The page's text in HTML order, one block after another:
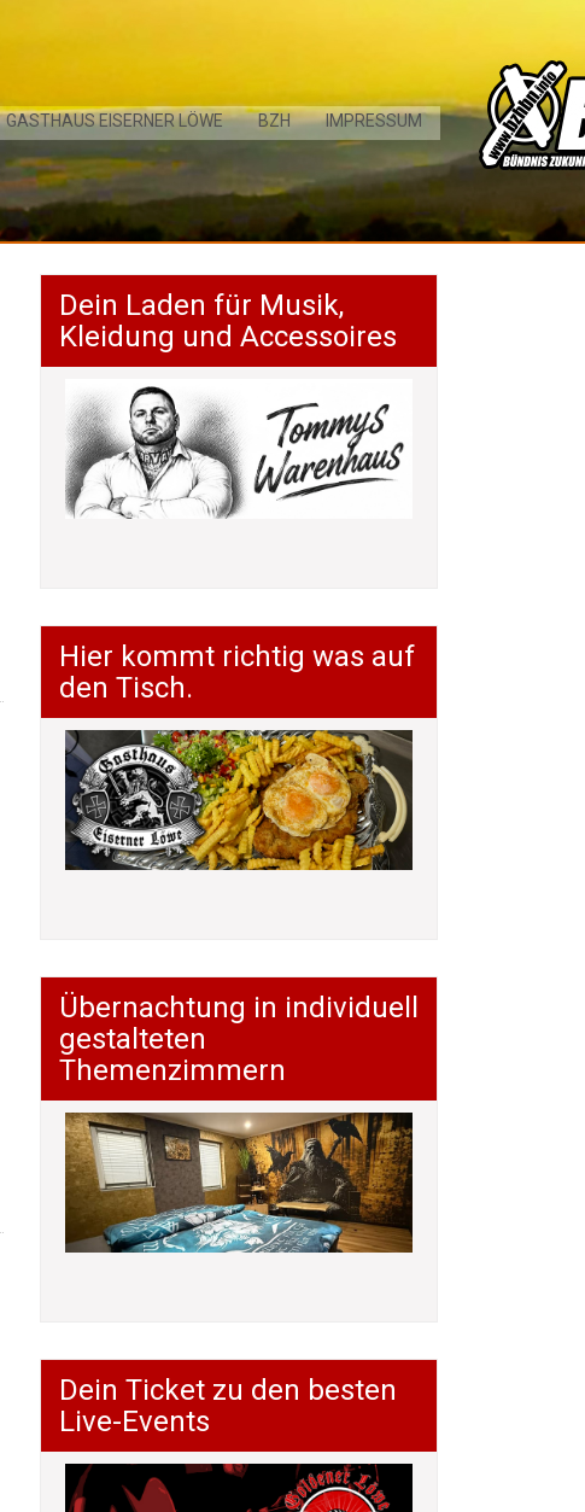
GASTHAUS EISERNER LÖWE BZH IMPRESSUM
Dein Laden für Musik,
Kleidung und Accessoires
Hier kommt richtig was auf
den Tisch.
Übernachtung in individuell
gestalteten
Themenzimmern
Dein Ticket zu den besten
Live-Events